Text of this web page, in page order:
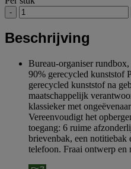
-
Beschrijving
Bureau-organiser
90% gerecycled kunststof
gerecycled kunststof na
maatschappelijk
klassieker met
Vereenvoudigt het
toegang: 6 ruime
brievenbak, een notitiebak
telefoon. Fraai ontwerp en